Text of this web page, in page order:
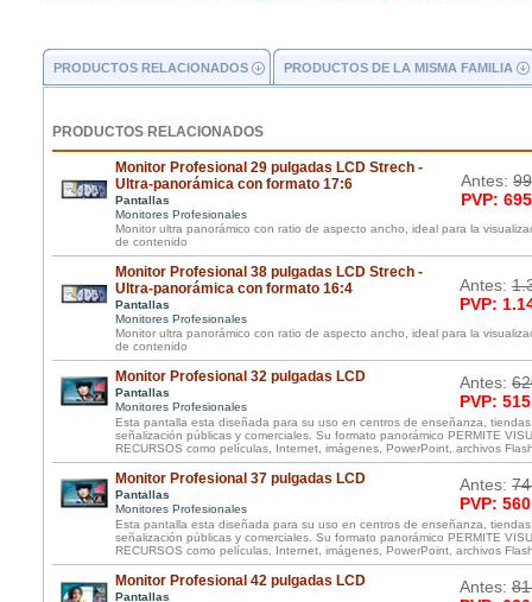
PRODUCTOS RELACIONADOS PRODUCTOS DE LA MISMA FAMILIA
PRODUCTOS RELACIONADOS
Monitor Profesional 29 pulgadas LCD Strech -
Ultra-panorámica con formato 17:6
Pantallas
Monitores Profesionales
Antes:
PVP:
Monitor ultra panorámico con ratio de aspecto ancho, ideal para la
de contenido
Monitor Profesional 38 pulgadas LCD Strech -
Ultra-panorámica con formato 16:4
Pantallas
Monitores Profesionales
Antes:
PVP:
Monitor ultra panorámico con ratio de aspecto ancho, ideal para la
de contenido
Monitor Profesional 32 pulgadas LCD
Pantallas
Monitores Profesionales
Antes:
PVP:
Esta pantalla esta diseñada para su uso en centros de enseñanza,
señalización públicas y comerciales. Su formato panorámico PERMITE
RECURSOS como películas, Internet, imágenes, PowerPoint, archivos
Monitor Profesional 37 pulgadas LCD
Pantallas
Monitores Profesionales
Antes:
PVP:
Esta pantalla esta diseñada para su uso en centros de enseñanza,
señalización públicas y comerciales. Su formato panorámico PERMITE
RECURSOS como películas, Internet, imágenes, PowerPoint, archivos
Monitor Profesional 42 pulgadas LCD
Pantallas
Antes: